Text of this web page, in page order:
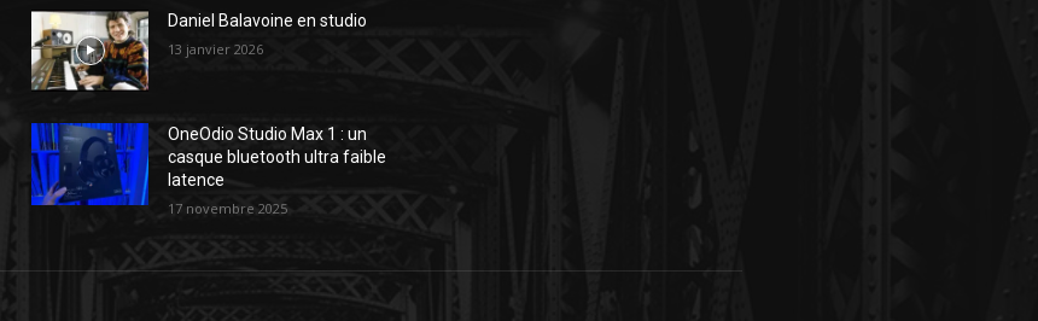
Daniel Balavoine en studio
13 janvier 2026
OneOdio Studio Max 1 : un
casque bluetooth ultra faible
latence
17 novembre 2025